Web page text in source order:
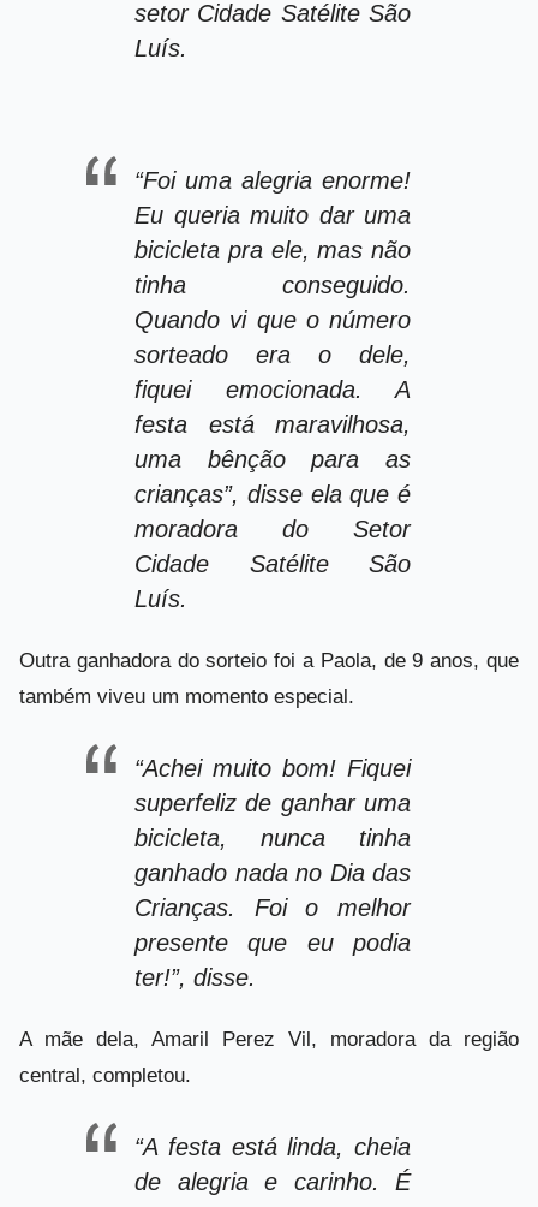
setor Cidade Satélite São
Luís.
“Foi uma alegria enorme!
Eu queria muito dar uma
bicicleta pra ele, mas não
tinha conseguido.
Quando vi que o número
sorteado era o dele,
fiquei emocionada. A
festa está maravilhosa,
uma bênção para as
crianças”, disse ela que é
moradora do Setor
Cidade Satélite São
Luís.
Outra ganhadora do sorteio foi a Paola, de 9 anos, que
também viveu um momento especial.
“Achei muito bom! Fiquei
superfeliz de ganhar uma
bicicleta, nunca tinha
ganhado nada no Dia das
Crianças. Foi o melhor
presente que eu podia
ter!”, disse.
A mãe dela, Amaril Perez Vil, moradora da região
central, completou.
“A festa está linda, cheia
de alegria e carinho. É